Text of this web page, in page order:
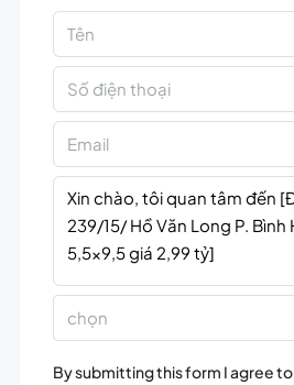
chọn
By submitting this form I agree to